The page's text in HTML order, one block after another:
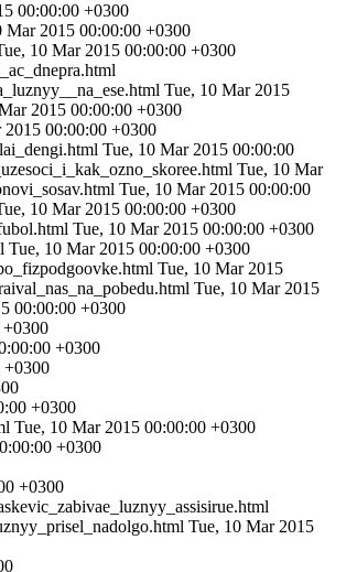
00:00:00 +0300
Mar 2015 00:00:00 +0300
10 Mar 2015 00:00:00 +0300
Tue, 10 Mar 2015
2015 00:00:00 +0300
2015 00:00:00 +0300
Tue, 10 Mar 2015 00:00:00
Tue, 10 Mar
Tue, 10 Mar 2015 00:00:00
10 Mar 2015 00:00:00 +0300
Tue, 10 Mar 2015 00:00:00 +0300
Tue, 10 Mar 2015 00:00:00 +0300
Tue, 10 Mar 2015
Tue, 10 Mar 2015
00:00:00 +0300
+0300
+0300
+0300
Tue, 10 Mar 2015 00:00:00 +0300
+0300
+0300
Tue, 10 Mar 2015